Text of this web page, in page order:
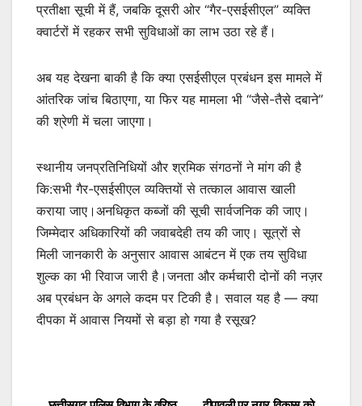
प्रतीक्षा सूची में हैं, जबकि दूसरी ओर “गैर-एसईसीएल” व्यक्ति
क्वार्टरों में रहकर सभी सुविधाओं का लाभ उठा रहे हैं।
अब यह देखना बाकी है कि क्या एसईसीएल प्रबंधन इस मामले में
आंतरिक जांच बिठाएगा, या फिर यह मामला भी “जैसे-तैसे दबाने”
की श्रेणी में चला जाएगा।
स्थानीय जनप्रतिनिधियों और श्रमिक संगठनों ने मांग की है
कि:सभी गैर-एसईसीएल व्यक्तियों से तत्काल आवास खाली
कराया जाए।अनधिकृत कब्जों की सूची सार्वजनिक की जाए।
जिम्मेदार अधिकारियों की जवाबदेही तय की जाए। सूत्रों से
मिली जानकारी के अनुसार आवास आबंटन में एक तय सुविधा
शुल्क का भी रिवाज जारी है।जनता और कर्मचारी दोनों की नज़र
अब प्रबंधन के अगले कदम पर टिकी है। सवाल यह है — क्या
दीपका में आवास नियमों से बड़ा हो गया है रसूख?